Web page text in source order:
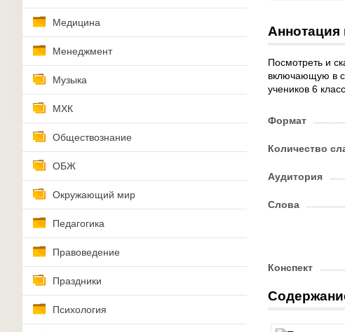
Медицина
Менеджмент
Музыка
МХК
Обществознание
ОБЖ
Окружающий мир
Педагогика
Правоведение
Праздники
Психология
Аннотация
Посмотреть и
включающую в
учеников 6
Формат
Количество
Аудитория
Слова
Конспект